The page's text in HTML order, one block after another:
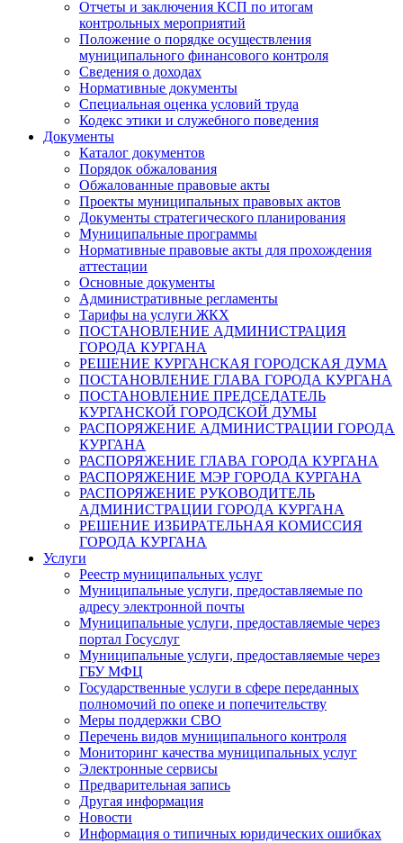
Отчеты и заключения КСП по итогам
контрольных мероприятий
Положение о порядке осуществления
муниципального финансового контроля
Сведения о доходах
Нормативные документы
Специальная оценка условий труда
Кодекс этики и служебного поведения
Документы
Каталог документов
Порядок обжалования
Обжалованные правовые акты
Проекты муниципальных правовых актов
Документы стратегического планирования
Муниципальные программы
Нормативные правовые акты для прохождения
аттестации
Основные документы
Административные регламенты
Тарифы на услуги ЖКХ
ПОСТАНОВЛЕНИЕ АДМИНИСТРАЦИЯ
ГОРОДА КУРГАНА
РЕШЕНИЕ КУРГАНСКАЯ ГОРОДСКАЯ ДУМА
ПОСТАНОВЛЕНИЕ ГЛАВА ГОРОДА КУРГАНА
ПОСТАНОВЛЕНИЕ ПРЕДСЕДАТЕЛЬ
КУРГАНСКОЙ ГОРОДСКОЙ ДУМЫ
РАСПОРЯЖЕНИЕ АДМИНИСТРАЦИИ ГОРОДА
КУРГАНА
РАСПОРЯЖЕНИЕ ГЛАВА ГОРОДА КУРГАНА
РАСПОРЯЖЕНИЕ МЭР ГОРОДА КУРГАНА
РАСПОРЯЖЕНИЕ РУКОВОДИТЕЛЬ
АДМИНИСТРАЦИИ ГОРОДА КУРГАНА
РЕШЕНИЕ ИЗБИРАТЕЛЬНАЯ КОМИССИЯ
ГОРОДА КУРГАНА
Услуги
Реестр муниципальных услуг
Муниципальные услуги, предоставляемые по
адресу электронной почты
Муниципальные услуги, предоставляемые через
портал Госуслуг
Муниципальные услуги, предоставляемые через
ГБУ МФЦ
Государственные услуги в сфере переданных
полномочий по опеке и попечительству
Меры поддержки СВО
Перечень видов муниципального контроля
Мониторинг качества муниципальных услуг
Электронные сервисы
Предварительная запись
Другая информация
Новости
Информация о типичных юридических ошибках